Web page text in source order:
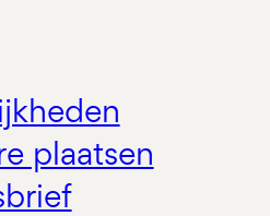
plaatsen